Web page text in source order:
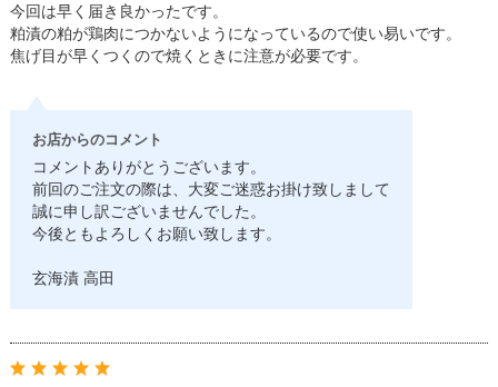
今回は早く届き良かったです。
粕漬の粕が鶏肉につかないようになっているので使い易いです。
焦げ目が早くつくので焼くときに注意が必要です。
お店からのコメント
コメントありがとうございます。
前回のご注文の際は、大変ご迷惑お掛け致しまして
誠に申し訳ございませんでした。
今後ともよろしくお願い致します。
玄海漬 高田